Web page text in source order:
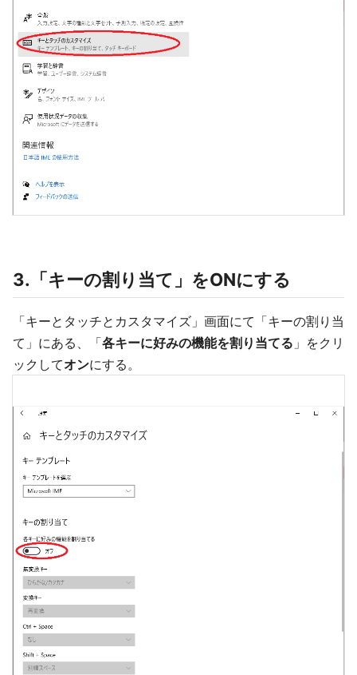
3.「キーの割り当て」をONにする
「キーとタッチとカスタマイズ」画面にて「キーの割り当
て」にある、「各キーに好みの機能を割り当てる 」をクリ
ックしてオンにする。